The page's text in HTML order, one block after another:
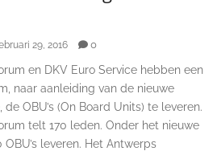
29, 2016 0
en DKV Euro Service hebben een
naar aanleiding van de nieuwe
OBU’s (On Board Units) te leveren.
telt 170 leden. Onder het nieuwe
leveren. Het Antwerps